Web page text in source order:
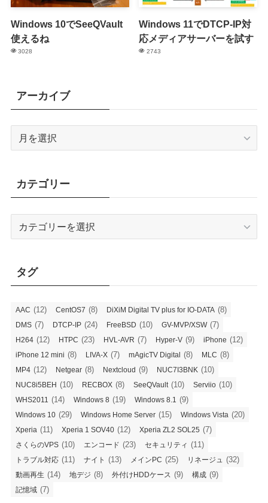
Windows 10でSeeQVault
使えるね
3028
Windows 11でDTCP-IP対
応メディアサーバーを試す
2743
アーカイブ
ブ
カテゴリー
ー
タグ
AAC (12) CentOS7 (8) DiXiM Digital TV plus for IO-DATA (8)
DMS (7) DTCP-IP (24) FreeBSD (10) GV-MVP/XSW(7)
H264 (12) HTPC (23) HVL-AVR (7) Hyper-V (9) iPhone (12)
iPhone 12 mini (8) LIVA-X (7) mAgicTV Digital (8) MLC (8)
MP4 (12) Netgear (8) Nextcloud (9) NUC7I3BNK (10)
NUC8i5BEH (10) RECBOX (8) SeeQVault (10) Serviio (10)
WHS2011 (14) Windows 8 (19) Windows 8.1 (9)
Windows 10 (29) Windows Home Server (15) Windows Vista (20)
Xperia (11) Xperia 1 SOV40 (12) Xperia ZL2 SOL25 (7)
さくらのVPS (10) エンコード (23) セキュリティ (11)
トラブル対応 (11) ナイト (13) メインPC (25) リネージュ (32)
動画再生 (14) 地デジ (8) 外付けHDDケース (9) 構成 (9)
記憶域 (7)